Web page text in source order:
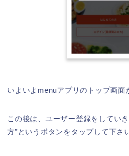
いよいよmenuアプリのトップ画面
この後は、ユーザー登録をしてい
方”というボタンをタップして下さ